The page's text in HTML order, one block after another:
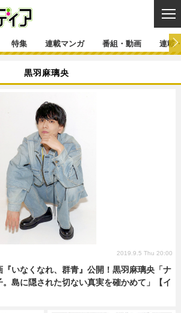
覧
らせ
特集 連載マンガ 番組・動画 連載
黒羽麻璃央
いなくなれ、群青』公開！黒羽麻璃央「ナ
。島に隠された切ない真実を確かめて」【イ
2019.9.5 Thu 20:00